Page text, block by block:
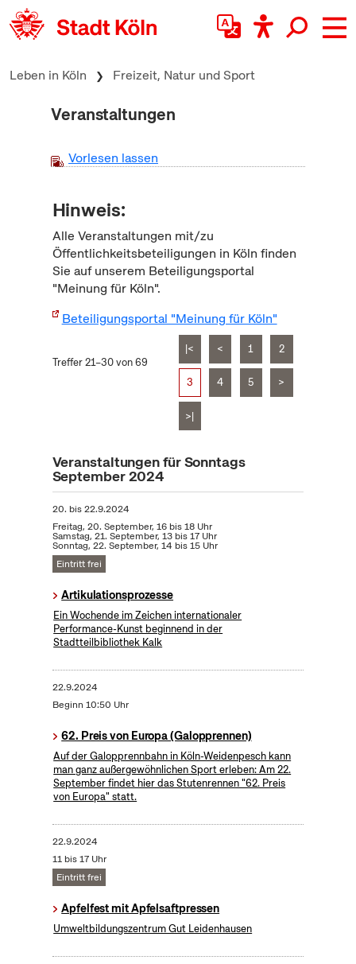
zum Inhalt springen
Leben in Köln Freizeit, Natur und Sport
Veranstaltungen
Vorlesen lassen
Hinweis:
Alle Veranstaltungen mit/zu
Öffentlichkeitsbeteiligungen in Köln finden
Sie auf unserem Beteiligungsportal
"Meinung für Köln".
Beteiligungsportal "Meinung für Köln"
Treffer 21–30 von 69
|< < 1 2
3 4 5 >
>|
Veranstaltungen für Sonntags
September 2024
20. bis22.9.2024
Freitag, 20. September, 16 bis 18 Uhr
Samstag, 21. September, 13 bis 17 Uhr
Sonntag, 22. September, 14 bis 15 Uhr
Eintritt frei
Artikulationsprozesse
Ein Wochende im Zeichen internationaler
Performance-Kunst beginnend in der
Stadtteilbibliothek Kalk
22.9.2024
Beginn 10:50 Uhr
62. Preis von Europa (Galopprennen)
Auf der Galopprennbahn in Köln-Weidenpesch kann
man ganz außergewöhnlichen Sport erleben: Am 22.
September findet hier das Stutenrennen "62. Preis
von Europa" statt.
22.9.2024
11 bis 17 Uhr
Eintritt frei
Apfelfest mit Apfelsaftpressen
Umweltbildungszentrum Gut Leidenhausen